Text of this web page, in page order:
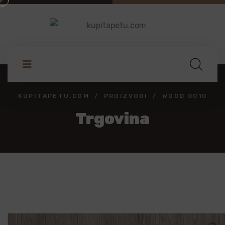
KUPITAPETU.COM PROIZVODI WOOD 0010
Trgovina